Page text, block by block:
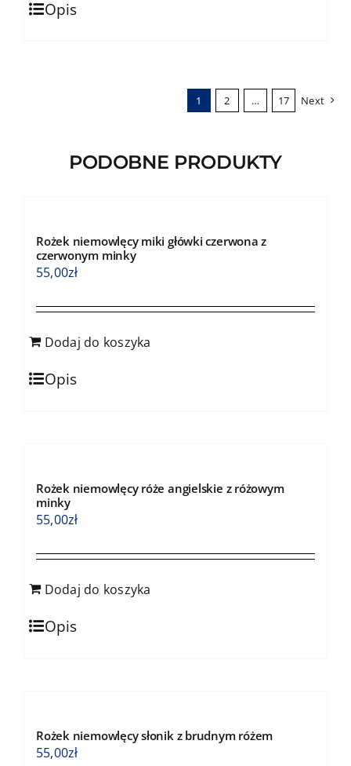
produkt
Opis
1 2 … 17 Next
PODOBNE PRODUKTY
Rożek niemowlęcy miki główki czerwona z
czerwonym minky
55,00zł
Dodaj do koszyka
Opis
Rożek niemowlęcy róże angielskie z różowym
minky
55,00zł
Dodaj do koszyka
Opis
Rożek niemowlęcy słonik z brudnym różem
55,00zł